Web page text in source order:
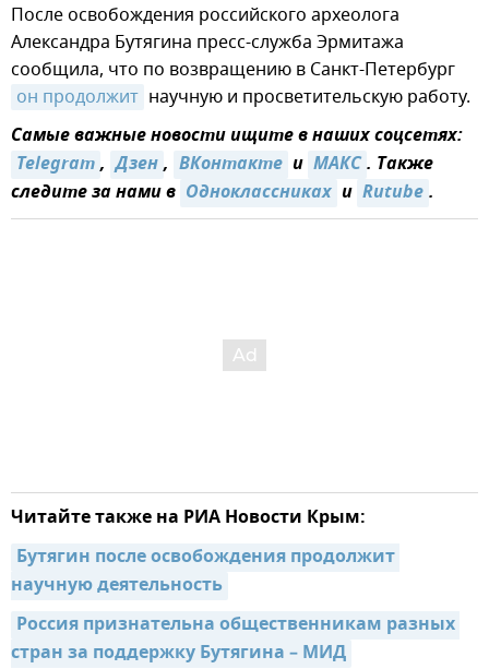
После освобождения российского археолога
Александра Бутягина пресс-служба Эрмитажа
сообщила, что по возвращению в Санкт-Петербург
он продолжит научную и просветительскую работу.
Самые важные новости ищите в наших соцсетях:
Telegram, Дзен, ВКонтакте и MAКС. Также
следите за нами в Одноклассниках и Rutube.
Читайте также на РИА Новости Крым:
Бутягин после освобождения продолжит
научную деятельность
Россия признательна общественникам разных
стран за поддержку Бутягина – МИД